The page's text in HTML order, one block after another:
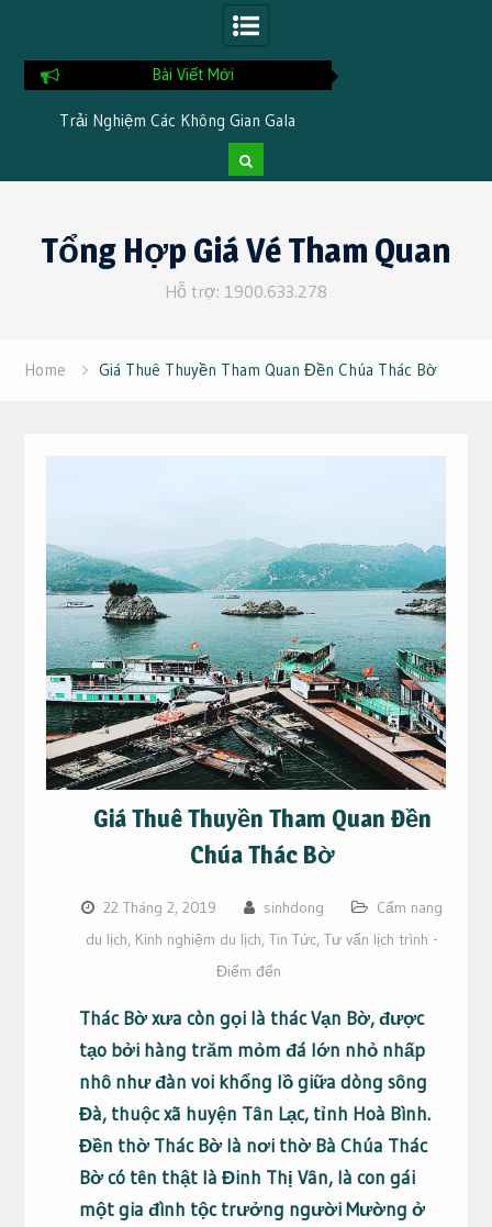
Bài Viết Mới
Trải Nghiệm Các Không Gian Gala
Dinner Đặc Trưng Khi Đi Du Lịch Tại
Cần Thơ 3 Ngày 2 Đêm
contentTổng Hợp Giá Vé Tham Quan
Hỗ trợ: 1900.633.278
Home Giá Thuê Thuyền Tham Quan Đền Chúa Thác Bờ
Giá Thuê Thuyền Tham Quan Đền
Chúa Thác Bờ
22 Tháng 2, 2019 sinhdong
Cẩm nang
du lịch, Kinh nghiệm du lịch,Tin Tức,Tư vấn lịch trình -
Điểm đến
Thác Bờ xưa còn gọi là thác Vạn Bờ, được
tạo bởi hàng trăm mỏm đá lớn nhỏ nhấp
nhô như đàn voi khổng lồ giữa dòng sông
Đà, thuộc xã huyện Tân Lạc, tỉnh Hoà Bình.
Đền thờ Thác Bờ là nơi thờ Bà Chúa Thác
Bờ có tên thật là Đinh Thị Vân, là con gái
một gia đình tộc trưởng người Mường ở